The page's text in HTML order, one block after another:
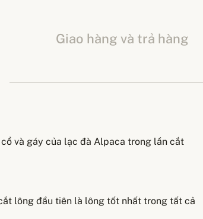
Giao hàng và trả hàng
và gáy của lạc đà Alpaca trong lần cắt
lông đầu tiên là lông tốt nhất trong tất cả